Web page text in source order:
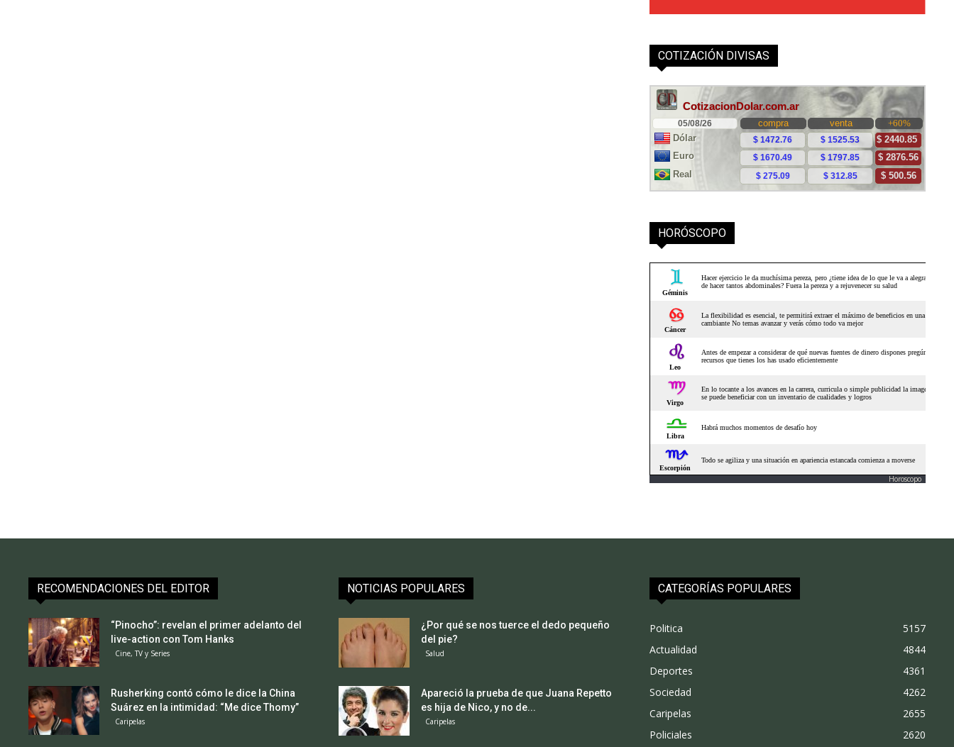
COTIZACIÓN DIVISAS
HORÓSCOPO
Horoscopo
RECOMENDACIONES DEL EDITOR
“Pinocho”: revelan el primer adelanto del
live-action con Tom Hanks
Cine, TV y Series
Rusherking contó cómo le dice la China
Suárez en la intimidad: “Me dice Thomy”
Caripelas
NOTICIAS POPULARES
¿Por qué se nos tuerce el dedo pequeño
del pie?
Salud
Apareció la prueba de que Juana Repetto
es hija de Nico, y no de...
Caripelas
CATEGORÍAS POPULARES
Politica
5157
Actualidad
4844
Deportes
4361
Sociedad
4262
Caripelas
2655
Policiales
2620